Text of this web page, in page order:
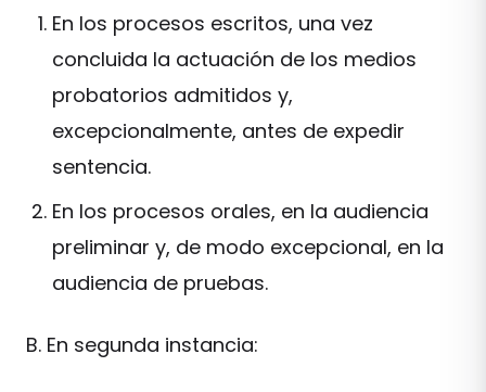
En los procesos escritos, una vez
concluida la actuación de los medios
probatorios admitidos y,
excepcionalmente, antes de expedir
sentencia.
En los procesos orales, en la audiencia
preliminar y, de modo excepcional, en la
audiencia de pruebas.
B. En segunda instancia: